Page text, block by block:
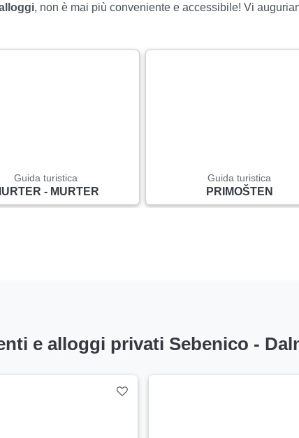
, non è mai più conveniente e accessibile! Vi
Guida turistica
- MURTER
Guida turistica
PRIMOŠTEN
e alloggi privati Sebenico -